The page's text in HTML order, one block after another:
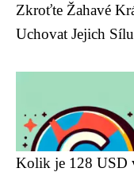
Zkroťte Žahavé
Uchovat Jejich Sílu
Kolik je 128 USD